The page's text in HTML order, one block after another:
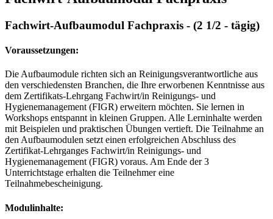
Fachwirt-Aufbaumodul Fachpraxis - (2 1/2 - tägig)
Voraussetzungen:
Die Aufbaumodule richten sich an Reinigungsverantwortliche aus
den verschiedensten Branchen, die Ihre erworbenen Kenntnisse aus
dem Zertifikats-Lehrgang Fachwirt/in Reinigungs- und
Hygienemanagement (FIGR) erweitern möchten. Sie lernen in
Workshops entspannt in kleinen Gruppen. Alle Lerninhalte werden
mit Beispielen und praktischen Übungen vertieft. Die Teilnahme an
den Aufbaumodulen setzt einen erfolgreichen Abschluss des
Zertifikat-Lehrganges Fachwirt/in Reinigungs- und
Hygienemanagement (FIGR) voraus. Am Ende der 3
Unterrichtstage erhalten die Teilnehmer eine
Teilnahmebescheinigung.
Modulinhalte: